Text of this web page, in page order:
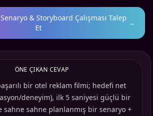
& Storyboard Çalışması Talep
Et
→
ÖNE ÇIKAN CEVAP
bir otel reklam filmi; hedefi net
deneyim), ilk 5 saniyesi güçlü bir
sahne sahne planlanmış bir senaryo +